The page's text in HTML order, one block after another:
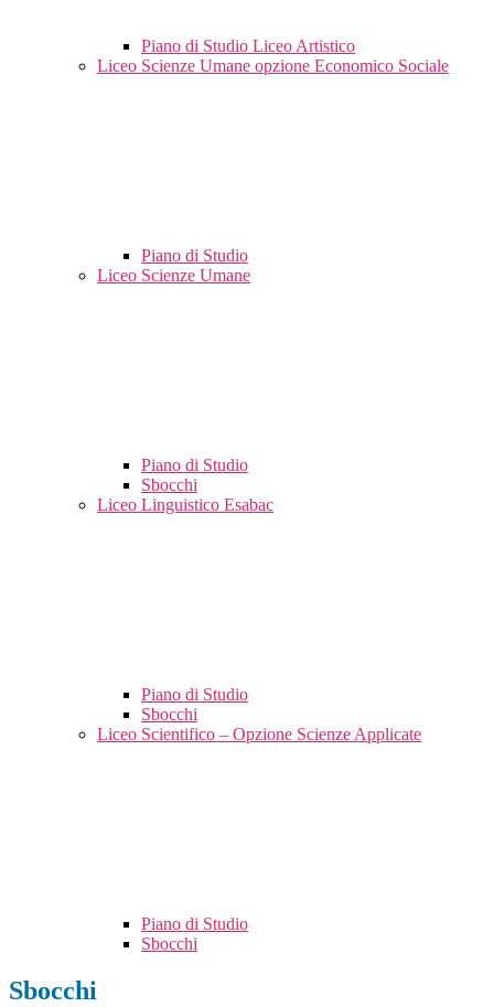
Piano di Studio Liceo Artistico
Liceo Scienze Umane opzione Economico Sociale
Piano di Studio
Liceo Scienze Umane
Piano di Studio
Sbocchi
Liceo Linguistico Esabac
Piano di Studio
Sbocchi
Liceo Scientifico – Opzione Scienze Applicate
Piano di Studio
Sbocchi
Sbocchi